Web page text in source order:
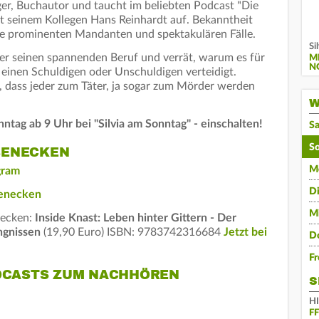
Buchautor und taucht im beliebten Podcast "Die
seinem Kollegen Hans Reinhardt auf. Bekanntheit
prominenten Mandanten und spektakulären Fälle.
seinen spannenden Beruf und verrät, warum es für
Schuldigen oder Unschuldigen verteidigt.
jeder zum Täter, ja sogar zum Mörder werden
ab 9 Uhr bei "Silvia am Sonntag" - einschalten!
Inside Knast: Leben hinter Gittern - Der
(19,90 Euro) ISBN: 9783742316684 Jetzt bei
ZUM NACHHÖREN